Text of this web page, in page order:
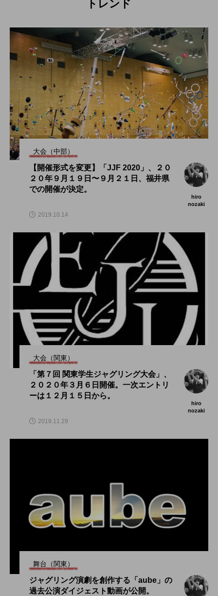
トレンド
大会（中部）
【開催形式を変更】「JJF 2020」、２０
２０年９月１９日〜９月２１日、福井県
での開催が決定。
hiro
nozaki
2019.10.14
大会（関東）
「第７回 関東学生ジャグリング大会」、
２０２０年３月６日開催。一次エントリ
ーは１２月１５日から。
hiro
nozaki
2019.11.29
舞台（関東）
ジャグリング演劇を創作する「aube」の
過去公演ダイジェスト動画が公開。